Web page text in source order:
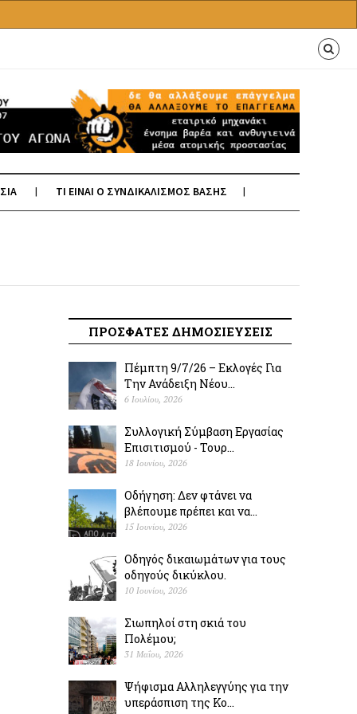
ΤΙ ΕΙΝΑΙ Ο ΣΥΝΔΙΚΑΛΙΣΜΟΣ ΒΑΣΗΣ
ΠΡΟΣΦΑΤΕΣ ΔΗΜΟΣΙΕΥΣΕΙΣ
Πέμπτη 9/7/26 – Εκλογές Για
Την Ανάδειξη Νέου...
6 Ιουλίου, 2026
Συλλογική Σύμβαση Εργασίας
Επισιτισμού - Τουρ...
18 Ιουνίου, 2026
Οδήγηση: Δεν φτάνει να
βλέπουμε πρέπει και να...
15 Ιουνίου, 2026
Οδηγός δικαιωμάτων για τους
οδηγούς δικύκλου.
10 Ιουνίου, 2026
Σιωπηλοί στη σκιά του
Πολέµου;
31 Μαΐου, 2026
Ψήφισμα Αλληλεγγύης για την
υπεράσπιση της Κο...